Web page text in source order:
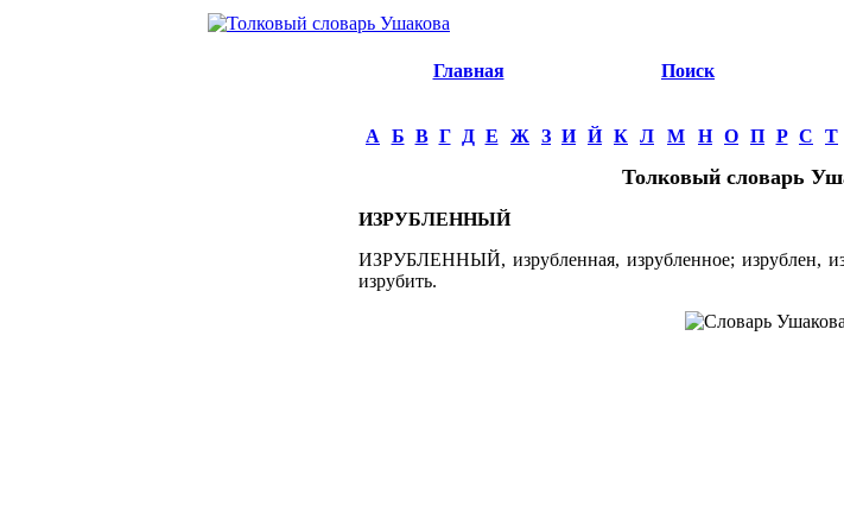
Главная Поиск
А Б В Г Д Е Ж З И Й К Л М Н О П Р С Т
Толковый словарь
ИЗРУБЛЕННЫЙ
ИЗРУБЛЕННЫЙ, изрубленная, изрубленное; изрублен,
изрубить.